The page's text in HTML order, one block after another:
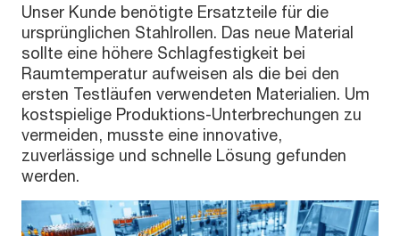
Unser Kunde benötigte Ersatzteile für die
ursprünglichen Stahlrollen. Das neue Material
sollte eine höhere Schlagfestigkeit bei
Raumtemperatur aufweisen als die bei den
ersten Testläufen verwendeten Materialien. Um
kostspielige Produktions-Unterbrechungen zu
vermeiden, musste eine innovative,
zuverlässige und schnelle Lösung gefunden
werden.